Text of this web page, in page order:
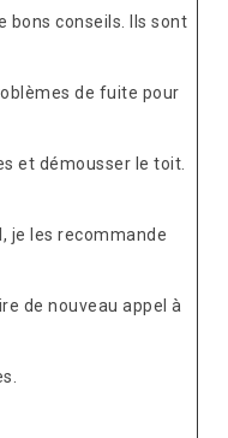
bons conseils. Ils sont
de fuite pour
et démousser le toit.
je les recommande
de nouveau appel à